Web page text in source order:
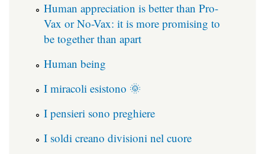
Human appreciation is better than Pro-
Vax or No-Vax: it is more promising to
be together than apart
Human being
I miracoli esistono 🌞
I pensieri sono preghiere
I soldi creano divisioni nel cuore